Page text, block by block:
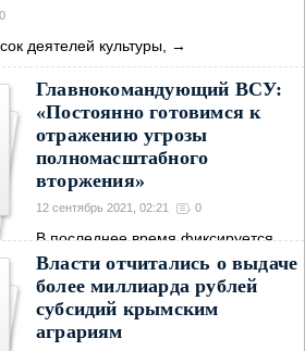
0
деятелей культуры, →
Главнокомандующий ВСУ:
«Постоянно готовимся к
отражению угрозы
полномасштабного
вторжения»
12 сентябрь 2021, 02:21 0
В последнее время фиксируется
увеличение→
Власти отчитались о выдаче
более миллиарда рублей
субсидий крымским
аграриям